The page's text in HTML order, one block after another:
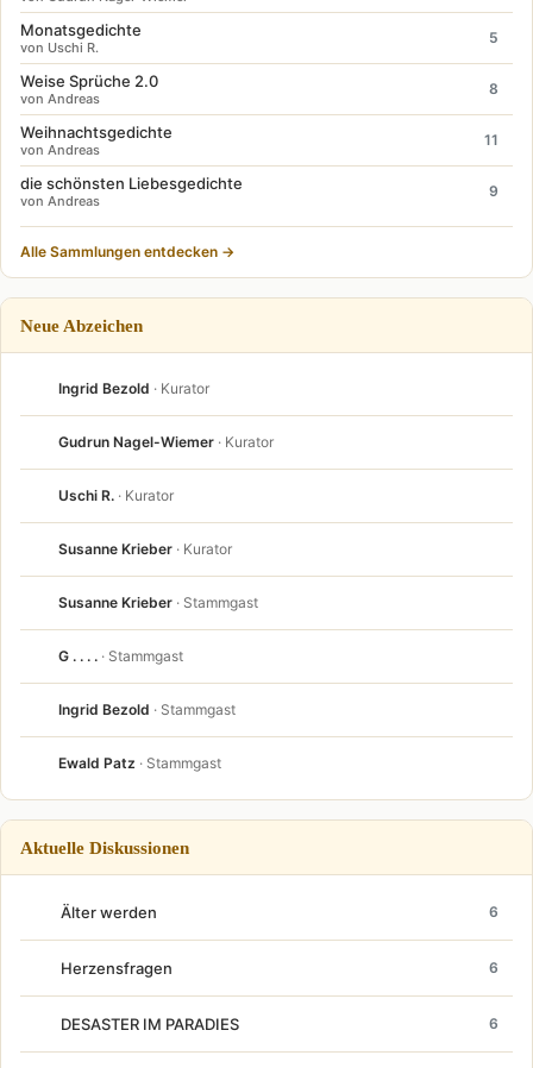
Monatsgedichte
von Uschi R.
5
Weise Sprüche 2.0
von Andreas
8
Weihnachtsgedichte
von Andreas
11
die schönsten Liebesgedichte
von Andreas
9
Alle Sammlungen entdecken →
Neue Abzeichen
Ingrid Bezold · Kurator
Gudrun Nagel-Wiemer · Kurator
Uschi R. · Kurator
Susanne Krieber · Kurator
Susanne Krieber · Stammgast
G . . . . · Stammgast
Ingrid Bezold · Stammgast
Ewald Patz · Stammgast
Aktuelle Diskussionen
Älter werden 6
Herzensfragen 6
DESASTER IM PARADIES 6